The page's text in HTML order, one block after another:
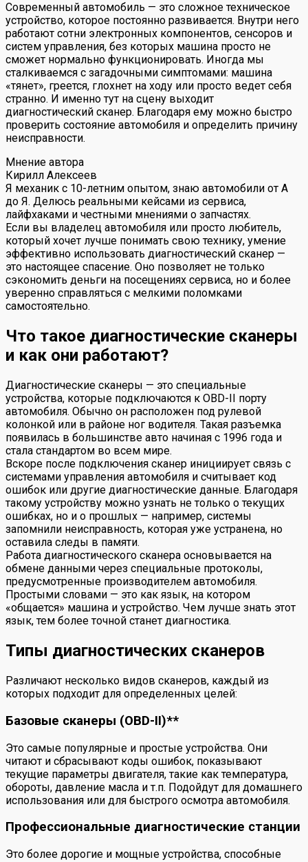
Современный автомобиль — это сложное техническое
устройство, которое постоянно развивается. Внутри него
работают сотни электронных компонентов, сенсоров и
систем управления, без которых машина просто не
сможет нормально функционировать. Иногда мы
сталкиваемся с загадочными симптомами: машина
«тянет», греется, глохнет на ходу или просто ведет себя
странно. И именно тут на сцену выходит
диагностический сканер. Благодаря ему можно быстро
проверить состояние автомобиля и определить причину
неисправности.
Мнение автора
Кирилл Алексеев
Я механик с 10-летним опытом, знаю автомобили от А
до Я. Делюсь реальными кейсами из сервиса,
лайфхаками и честными мнениями о запчастях.
Если вы владелец автомобиля или просто любитель,
который хочет лучше понимать свою технику, умение
эффективно использовать диагностический сканер —
это настоящее спасение. Оно позволяет не только
сэкономить деньги на посещениях сервиса, но и более
уверенно справляться с мелкими поломками
самостоятельно.
Что такое диагностические сканеры
и как они работают?
Диагностические сканеры — это специальные
устройства, которые подключаются к OBD-II порту
автомобиля. Обычно он расположен под рулевой
колонкой или в районе ног водителя. Такая разъемка
появилась в большинстве авто начиная с 1996 года и
стала стандартом во всем мире.
Вскоре после подключения сканер инициирует связь с
системами управления автомобиля и считывает код
ошибок или другие диагностические данные. Благодаря
такому устройству можно узнать не только о текущих
ошибках, но и о прошлых — например, системы
запомнили неисправность, которая уже устранена, но
оставила следы в памяти.
Работа диагностического сканера основывается на
обмене данными через специальные протоколы,
предусмотренные производителем автомобиля.
Простыми словами — это как язык, на котором
«общается» машина и устройство. Чем лучше знать этот
язык, тем более точной станет диагностика.
Типы диагностических сканеров
Различают несколько видов сканеров, каждый из
которых подходит для определенных целей:
Базовые сканеры (OBD-II)**
Это самые популярные и простые устройства. Они
читают и сбрасывают коды ошибок, показывают
текущие параметры двигателя, такие как температура,
обороты, давление масла и т.п. Подойдут для домашнего
использования или для быстрого осмотра автомобиля.
Профессиональные диагностические станции
Это более дорогие и мощные устройства, способные